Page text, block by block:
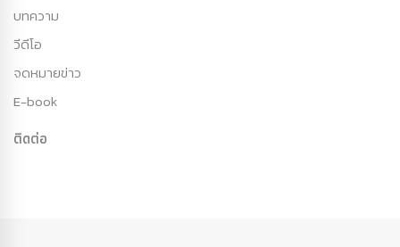
บทความ
วีดีโอ
จดหมายข่าว
E-book
ติดต่อ